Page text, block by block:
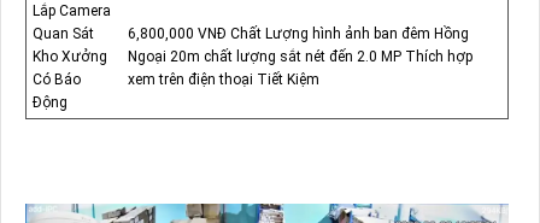
Lắp Camera
Quan Sát
Kho Xưởng
Có Báo
Động
6,800,000 VNĐ Chất Lượng hình ảnh ban đêm Hồng
Ngoại 20m chất lượng sắt nét đến 2.0 MP Thích hợp
xem trên điện thoại Tiết Kiệm